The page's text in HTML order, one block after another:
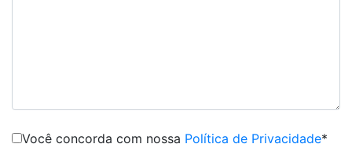
Você concorda com nossa Política de Privacidade*